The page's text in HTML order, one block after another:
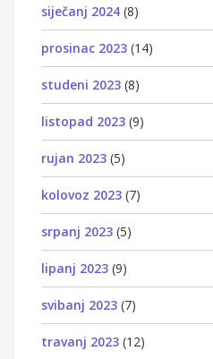
siječanj 2024 (8)
prosinac 2023 (14)
studeni 2023 (8)
listopad 2023 (9)
rujan 2023 (5)
kolovoz 2023 (7)
srpanj 2023 (5)
lipanj 2023 (9)
svibanj 2023 (7)
travanj 2023 (12)